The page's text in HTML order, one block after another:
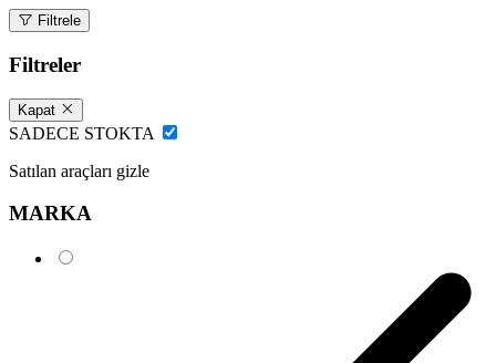
Filtrele
Filtreler
Kapat
SADECE STOKTA
Satılan araçları gizle
MARKA